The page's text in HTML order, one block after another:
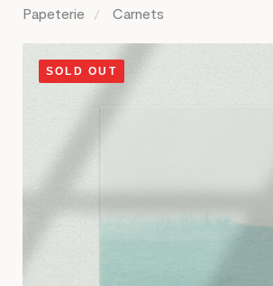
Papeterie Carnets
SOLD OUT